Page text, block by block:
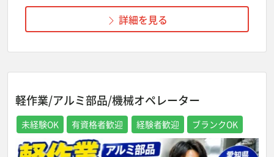
詳細を見る
軽作業/アルミ部品/機械オペレーター
未経験OK 有資格者歓迎 経験者歓迎 ブランクOK